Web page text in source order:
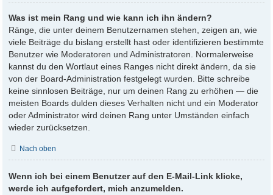
Was ist mein Rang und wie kann ich ihn ändern?
Ränge, die unter deinem Benutzernamen stehen, zeigen an, wie
viele Beiträge du bislang erstellt hast oder identifizieren bestimmte
Benutzer wie Moderatoren und Administratoren. Normalerweise
kannst du den Wortlaut eines Ranges nicht direkt ändern, da sie
von der Board-Administration festgelegt wurden. Bitte schreibe
keine sinnlosen Beiträge, nur um deinen Rang zu erhöhen — die
meisten Boards dulden dieses Verhalten nicht und ein Moderator
oder Administrator wird deinen Rang unter Umständen einfach
wieder zurücksetzen.
Nach oben
Wenn ich bei einem Benutzer auf den E-Mail-Link klicke,
werde ich aufgefordert, mich anzumelden.